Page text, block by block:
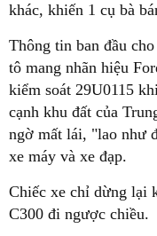
khác, khiến 1 cụ bà
Thông tin ban đầu
tô mang nhãn hiệu
kiểm soát 29U0115
cạnh khu đất của
ngờ mất lái, "lao như
xe máy và xe đạp.
Chiếc xe chỉ dừng lại
C300 đi ngược chiều.